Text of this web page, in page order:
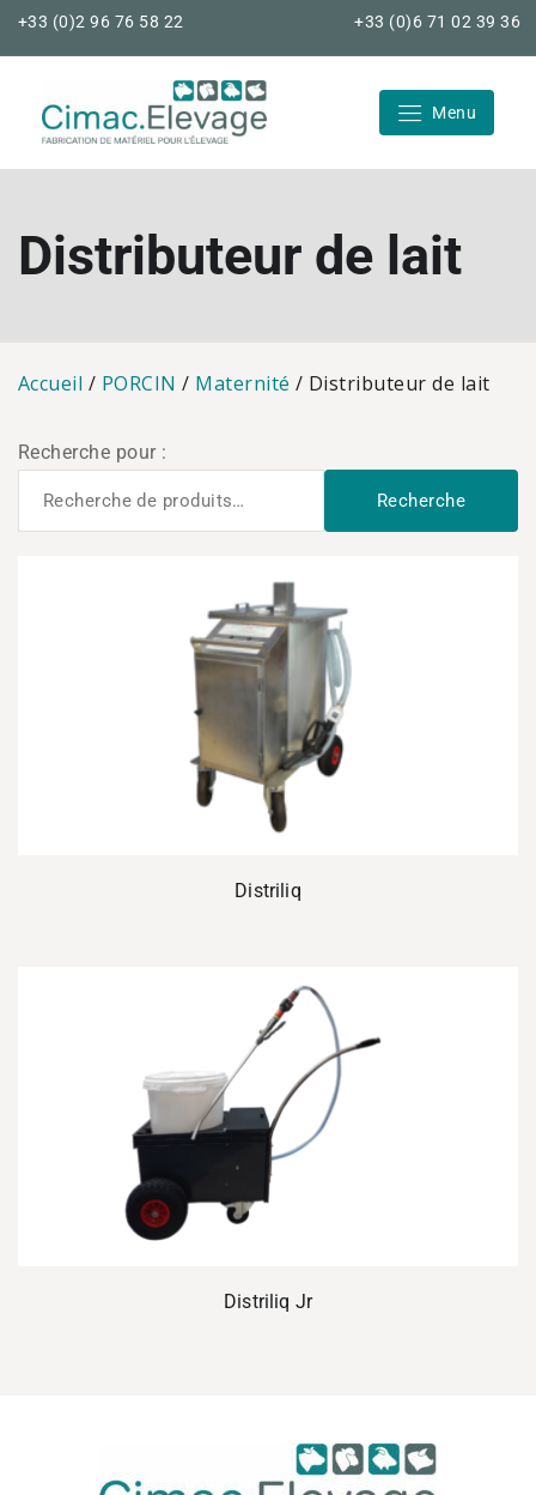
Skip+33 (0)2 96 76 58 22 +33 (0)6 71 02 39 36
Cimac Elevage
Menu
Distributeur de lait
Accueil / PORCIN / Maternité / Distributeur de lait
Recherche pour :
Recherche
Distriliq
Distriliq Jr